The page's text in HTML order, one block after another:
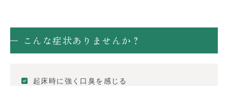
こんな症状ありませんか？
起床時に強く口臭を感じる